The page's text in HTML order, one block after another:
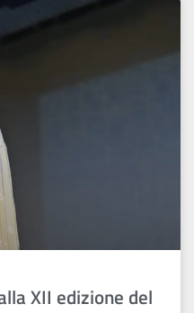
XII edizione del